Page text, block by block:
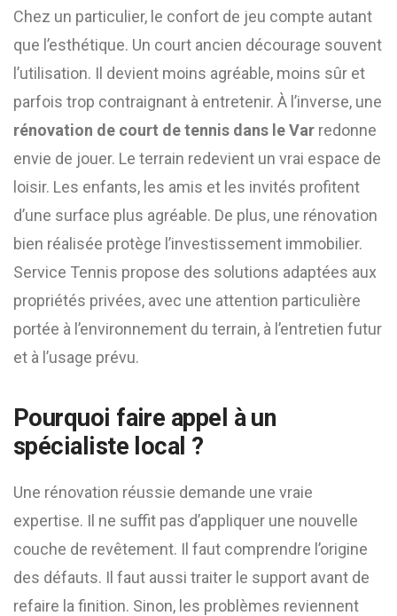
Chez un particulier, le confort de jeu compte autant
que l’esthétique. Un court ancien décourage souvent
l’utilisation. Il devient moins agréable, moins sûr et
parfois trop contraignant à entretenir. À l’inverse, une
rénovation de court de tennis dans le Var redonne
envie de jouer. Le terrain redevient un vrai espace de
loisir. Les enfants, les amis et les invités profitent
d’une surface plus agréable. De plus, une rénovation
bien réalisée protège l’investissement immobilier.
Service Tennis propose des solutions adaptées aux
propriétés privées, avec une attention particulière
portée à l’environnement du terrain, à l’entretien futur
et à l’usage prévu.
Pourquoi faire appel à un
spécialiste local ?
Une rénovation réussie demande une vraie
expertise. Il ne suffit pas d’appliquer une nouvelle
couche de revêtement. Il faut comprendre l’origine
des défauts. Il faut aussi traiter le support avant de
refaire la finition. Sinon, les problèmes reviennent